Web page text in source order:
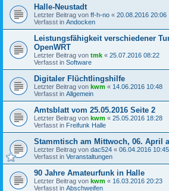
Halle-Neustadt
Letzter Beitrag von ff-h-no « 20.08.2016 20:06
Verfasst in Andocken
Leistungsfähigkeit verschiedener
OpenWRT
Letzter Beitrag von tmk « 25.07.2016 08:22
Verfasst in Software
Digitaler Flüchtlingshilfe
Letzter Beitrag von kwm « 14.06.2016 10:48
Verfasst in Allgemein
Amtsblatt vom 25.05.2016 Seite 2
Letzter Beitrag von kwm « 25.05.2016 18:28
Verfasst in Freifunk Halle
Stammtisch am Mittwoch, 06. April
Letzter Beitrag von dac524 « 06.04.2016 10:45
Verfasst in Veranstaltungen
90 Jahre Amateurfunk in Halle
Letzter Beitrag von kwm « 16.03.2016 20:23
Verfasst in Abschweifen